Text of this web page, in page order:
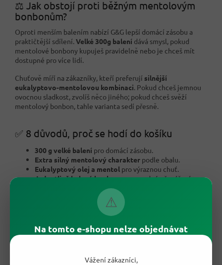
⚠
Na tomto e-shopu nelze objednávat
Vážení zákazníci,
⚖️ Jak obstojí proti běžným mentolovým
bonbonům?
Oproti menším balením nabízí G&G lepší domácí zásobu a
praktičtější sdílení.Velké 300g balení dává smysl, pokud
mentolové bonbony kupuješ pravidelně nebo je chceš mít
dostupné pro více lidí.
Chuťově míří na zákazníky, kteří preferují silnější
eukalyptovo-mentolovou kombinaci. Pokud chceš jemnou
ovocnou sladkost, zvolíš něco jiného; pokud chceš svěží
mentolový bonbon, tahle varianta sedí přesně.
✅ 8 důvodů, proč se hodí do košíku
300 g velké balení pro domácí zásobu.
Extra silný mentolový charakter podle obalu.
Eukalyptový olej a mentol pro výraznou chuť.
Jednotlivě balené bonbonypro snadné přenášení.
, kanceláře i kabelky.
pro pomalé cucání.
doma i v práci.
z německého sortimentu EDEKA.